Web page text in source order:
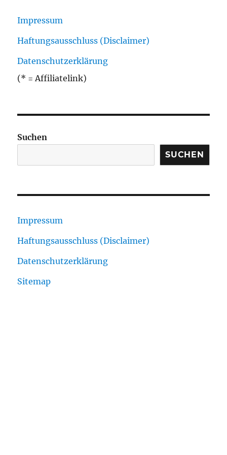
Impressum
Haftungsausschluss (Disclaimer)
Datenschutzerklärung
(* = Affiliatelink)
Suchen
SUCHEN
Impressum
Haftungsausschluss (Disclaimer)
Datenschutzerklärung
Sitemap